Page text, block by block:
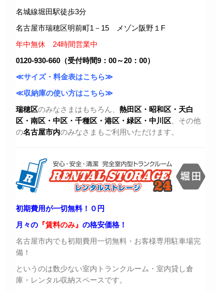
名城線堀田駅徒歩3分
名古屋市瑞穂区明前町1－15 メゾン阪野１F
年中無休 24時間営業中
0120-930-660（受付時間9：00～20：00）
≪サイズ・料金表はこちら≫
≪収納庫の使い方はこちら≫
瑞穂区のみなさまはもちろん、 熱田区・昭和区・天白
区・ 南区・中区・千種区・港区・緑区・中川区 、その他
の名古屋市内のみなさまもご利用いただけます。
初期費用が一切無料！０円
月々の 『賃料のみ』 の格安価格！
名古屋市内でも初期費用一切無料・お客様専用駐車場完
備！
というのは数少ない室内トランクルーム・室内貸し倉
庫・レンタル収納スペースです。